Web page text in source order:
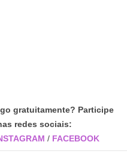
gratuitamente? Participe
redes sociais:
/ FACEBOOK